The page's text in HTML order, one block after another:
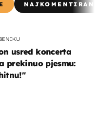
usred koncerta
prekinuo pjesmu: